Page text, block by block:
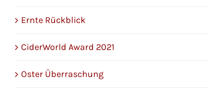
Ernte Rückblick
CiderWorld Award 2021
Oster Überraschung